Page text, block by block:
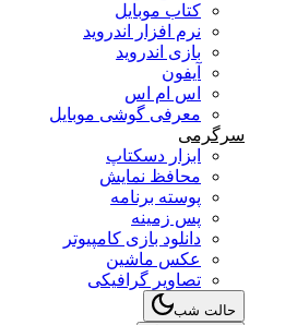
کتاب موبایل
نرم افزار اندروید
بازی اندروید
آیفون
اس ام اس
معرفی گوشی موبایل
سرگرمی
ابزار دسکتاپ
محافظ نمایش
پوسته برنامه
پس زمینه
دانلود بازی کامپیوتر
عکس ماشین
تصاویر گرافیکی
حالت شب